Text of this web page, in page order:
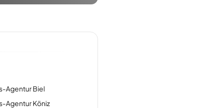
Agentur Biel
Agentur Köniz